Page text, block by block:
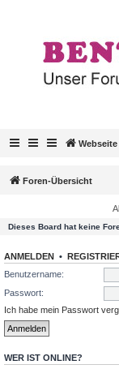
Webseite
Foren-Übersicht
Dieses Board hat keine
ANMELDEN •
Benutzername:
Passwort:
Ich habe mein Passwort
WER IST ONLINE?